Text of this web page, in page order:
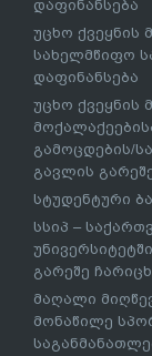
დაფინანსება
უცხო ქვეყნის
სახელმწიფო
დაფინანსება
უცხო ქვეყნის
გამოცდების/
გავლის
სტუდენტური
სსიპ –
გარეშე
მაღალი
მონაწილე